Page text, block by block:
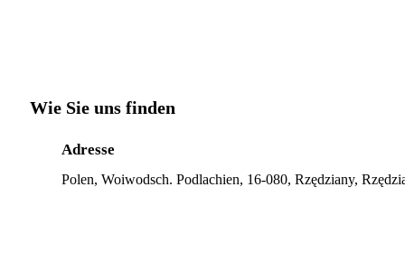
Wie Sie uns finden
Adresse
Polen, Woiwodsch. Podlachien, 16-080, Rzędziany,